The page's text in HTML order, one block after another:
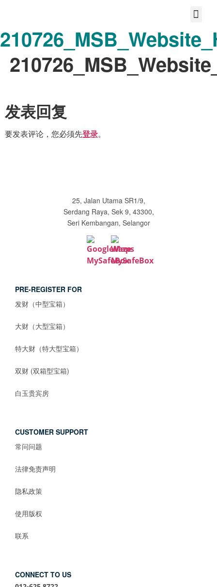
发表回复
要发表评论，您必须先登录。
25, Jalan Utama SR1/9,
Serdang Raya, Sek 9, 43300,
Seri Kembangan, Selangor
PRE-REGISTER FOR
发财（中型宝箱）
大财（大型宝箱）
特大财（特大型宝箱）
双财 (双箱型宝箱)
白玉贵宾房
CUSTOMER SUPPORT
常问问题
法律免责声明
隐私政策
使用版权
联系
CONNECT TO US